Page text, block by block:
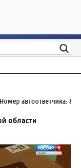
«Ивтелерадио»
автоответчика:8
области